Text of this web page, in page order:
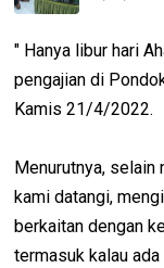
" Hanya libur hari
pengajian di
Kamis 21/4/2022.
Menurutnya,
kami datangi,
berkaitan dengan
termasuk kalau